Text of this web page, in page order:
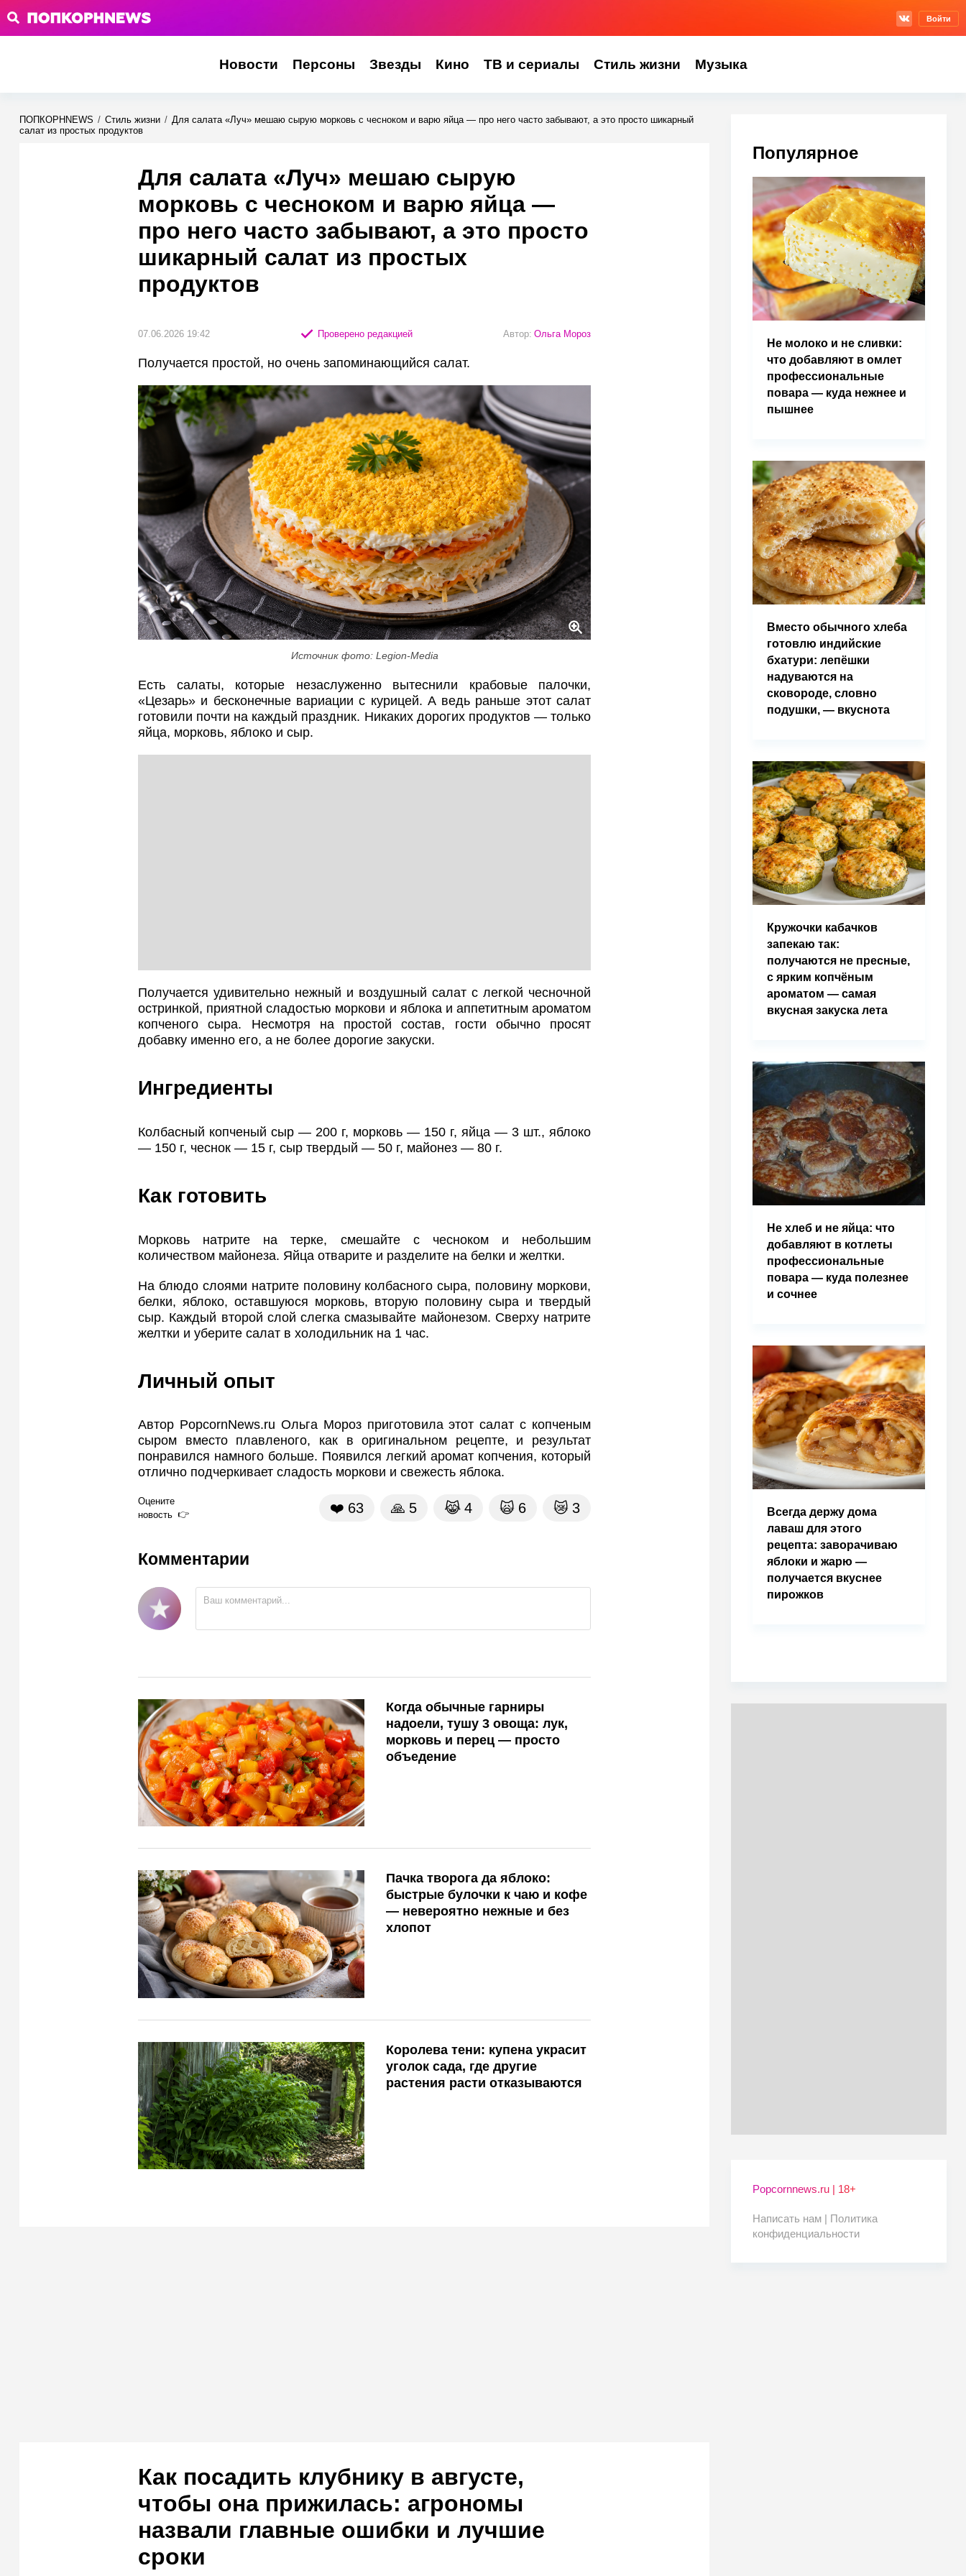
Войти
Новости Персоны Звезды Кино ТВ и сериалы Стиль жизни Музыка
ПОПКОРНNEWS / Стиль жизни / Для салата «Луч» мешаю сырую морковь с чесноком и варю яйца — про него часто забывают, а это просто шикарный
салат из простых продуктов
Для салата «Луч» мешаю сырую
морковь с чесноком и варю яйца —
про него часто забывают, а это просто
шикарный салат из простых
продуктов
07.06.2026 19:42 Проверено редакцией Автор: Ольга Мороз
Получается простой, но очень запоминающийся салат.
Источник фото: Legion-Media
Есть салаты, которые незаслуженно вытеснили крабовые палочки,
«Цезарь» и бесконечные вариации с курицей. А ведь раньше этот салат
готовили почти на каждый праздник. Никаких дорогих продуктов — только
яйца, морковь, яблоко и сыр.
Получается удивительно нежный и воздушный салат с легкой чесночной
остринкой, приятной сладостью моркови и яблока и аппетитным ароматом
копченого сыра. Несмотря на простой состав, гости обычно просят
добавку именно его, а не более дорогие закуски.
Ингредиенты
Колбасный копченый сыр — 200 г, морковь — 150 г, яйца — 3 шт., яблоко
— 150 г, чеснок — 15 г, сыр твердый — 50 г, майонез — 80 г.
Как готовить
Морковь натрите на терке, смешайте с чесноком и небольшим
количеством майонеза. Яйца отварите и разделите на белки и желтки.
На блюдо слоями натрите половину колбасного сыра, половину моркови,
белки, яблоко, оставшуюся морковь, вторую половину сыра и твердый
сыр. Каждый второй слой слегка смазывайте майонезом. Сверху натрите
желтки и уберите салат в холодильник на 1 час.
Личный опыт
Автор PopcornNews.ru Ольга Мороз приготовила этот салат с копченым
сыром вместо плавленого, как в оригинальном рецепте, и результат
понравился намного больше. Появился легкий аромат копчения, который
отлично подчеркивает сладость моркови и свежесть яблока.
Оцените
новость
❤️ 63 🙏 5 😹 4 🙀 6 😿 3
Комментарии
Когда обычные гарниры
надоели, тушу 3 овоща: лук,
морковь и перец — просто
объедение
Пачка творога да яблоко:
быстрые булочки к чаю и кофе
— невероятно нежные и без
хлопот
Королева тени: купена украсит
уголок сада, где другие
растения расти отказываются
Как посадить клубнику в августе,
чтобы она прижилась: агрономы
назвали главные ошибки и лучшие
сроки
Популярное
Не молоко и не сливки:
что добавляют в омлет
профессиональные
повара — куда нежнее и
пышнее
Вместо обычного хлеба
готовлю индийские
бхатури: лепёшки
надуваются на
сковороде, словно
подушки, — вкуснота
Кружочки кабачков
запекаю так:
получаются не пресные,
с ярким копчёным
ароматом — самая
вкусная закуска лета
Не хлеб и не яйца: что
добавляют в котлеты
профессиональные
повара — куда полезнее
и сочнее
Всегда держу дома
лаваш для этого
рецепта: заворачиваю
яблоки и жарю —
получается вкуснее
пирожков
Popcornnews.ru | 18+
Написать нам | Политика
конфиденциальности